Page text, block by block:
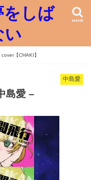
をしば
い
search
【CHAKI】
中島愛
島愛 –